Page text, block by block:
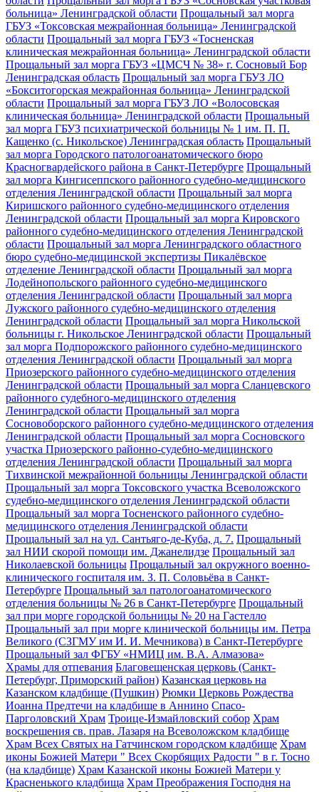
больница» Ленинградской области Прощальный зал морга
ГБУЗ «Токсовская межрайонная больница» Ленинградской
области Прощальный зал морга ГБУЗ «Тосненская
клиническая межрайонная больница» Ленинградской области
Прощальный зал морга ГБУЗ «ЦМСЧ № 38» г. Сосновый Бор
Ленинградская область Прощальный зал морга ГБУЗ ЛО
«Бокситогорская межрайонная больница» Ленинградской
области Прощальный зал морга ГБУЗ ЛО «Волосовская
клиническая больница» Ленинградской области Прощальный
зал морга ГБУЗ психиатрической больницы № 1 им. П. П.
Кащенко (с. Никольское) Ленинградская область Прощальный
зал морга Городского патологоанатомического бюро
Красногвардейского района в Санкт-Петербурге Прощальный
зал морга Кингисеппского районного судебно-медицинского
отделения Ленинградской области Прощальный зал морга
Киришского районного судебно-медицинского отделения
Ленинградской области Прощальный зал морга Кировского
районного судебно-медицинского отделения Ленинградской
области Прощальный зал морга Ленинградского областного
бюро судебно-медицинской экспертизы Пикалёвское
отделение Ленинградской области Прощальный зал морга
Лодейнопольского районного судебно-медицинского
отделения Ленинградской области Прощальный зал морга
Лужского районного судебно-медицинского отделения
Ленинградской области Прощальный зал морга Никольской
больницы г. Никольское Ленинградской области Прощальный
зал морга Подпорожского районного судебно-медицинского
отделения Ленинградской области Прощальный зал морга
Приозерского районного судебно-медицинского отделения
Ленинградской области Прощальный зал морга Сланцевского
районного судебного-медицинского отделения
Ленинградской области Прощальный зал морга
Сосновоборского районного судебно-медицинского отделения
Ленинградской области Прощальный зал морга Сосновского
участка Приозерского районно-судебно-медицинского
отделения Ленинградской области Прощальный зал морга
Тихвинской межрайонной больницы Ленинградской области
Прощальный зал морга Токсовского участка Всеволожского
судебно-медицинского отделения Ленинградской области
Прощальный зал морга Тосненского районного судебно-
медицинского отделения Ленинградской области
Прощальный зал на ул. Сантьяго-де-Куба, д. 7. Прощальный
зал НИИ скорой помощи им. Джанелидзе Прощальный зал
Николаевской больницы Прощальный зал окружного военно-
клинического госпиталя им. З. П. Соловьёва в Санкт-
Петербурге Прощальный зал патологоанатомического
отделения больницы № 26 в Санкт-Петербурге Прощальный
зал при морге городской больницы № 20 на Гастелло
Прощальный зал при морге клинической больницы им. Петра
Великого (СЗГМУ им И. И. Мечникова) в Санкт-Петербурге
Прощальный зал ФГБУ «НМИЦ им. В.А. Алмазова»
Храмы для отпевания Благовещенская церковь (Санкт-
Петербург, Приморский район) Казанская церковь на
Казанском кладбище (Пушкин) Рюмки Церковь Рождества
Иоанна Предтечи на кладбище в Аннино Спасо-
Парголовский Храм Троице-Измайловский собор Храм
воскрешения св. прав. Лазаря на Всеволожском кладбище
Храм Всех Святых на Гатчинском городском кладбище Храм
иконы Божией Матери " Всех Скорбящих Радости " в г. Тосно
(на кладбище) Храм Казанской иконы Божией Матери у
Красненького кладбища Храм Преображения Господня на